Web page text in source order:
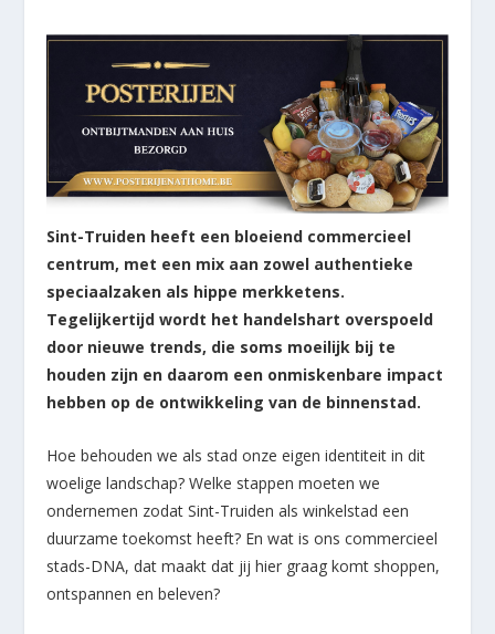
Sint-Truiden heeft een bloeiend commercieel
centrum, met een mix aan zowel authentieke
speciaalzaken als hippe merkketens.
Tegelijkertijd wordt het handelshart overspoeld
door nieuwe trends, die soms moeilijk bij te
houden zijn en daarom een onmiskenbare impact
hebben op de ontwikkeling van de binnenstad.
Hoe behouden we als stad onze eigen identiteit in dit
woelige landschap? Welke stappen moeten we
ondernemen zodat Sint-Truiden als winkelstad een
duurzame toekomst heeft? En wat is ons commercieel
stads-DNA, dat maakt dat jij hier graag komt shoppen,
ontspannen en beleven?